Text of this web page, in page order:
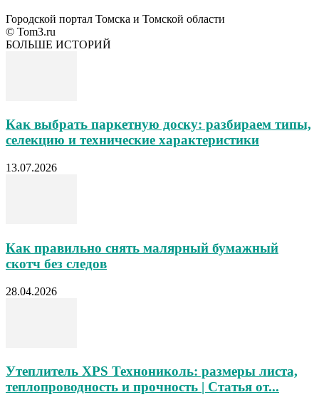
Городской портал Томска и Томской области
© Tom3.ru
БОЛЬШЕ ИСТОРИЙ
Как выбрать паркетную доску: разбираем типы,
селекцию и технические характеристики
13.07.2026
Как правильно снять малярный бумажный
скотч без следов
28.04.2026
Утеплитель XPS Технониколь: размеры листа,
теплопроводность и прочность | Статья от...